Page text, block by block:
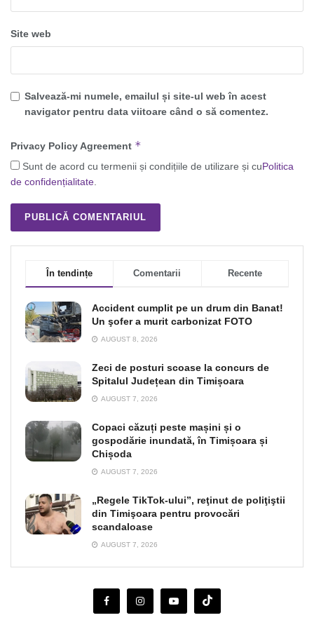
Site web
Salvează-mi numele, emailul și site-ul web în acest
navigator pentru data viitoare când o să comentez.
Privacy Policy Agreement *
Sunt de acord cu termenii și condițiile de utilizare și cuPolitica
de confidențialitate.
În tendințe Comentarii Recente
Accident cumplit pe un drum din Banat!
Un şofer a murit carbonizat FOTO
AUGUST 8, 2026
Zeci de posturi scoase la concurs de
Spitalul Județean din Timișoara
AUGUST 7, 2026
Copaci căzuți peste mașini și o
gospodărie inundată, în Timișoara și
Chișoda
AUGUST 7, 2026
„Regele TikTok-ului”, reţinut de poliţiştii
din Timişoara pentru provocări
scandaloase
AUGUST 7, 2026